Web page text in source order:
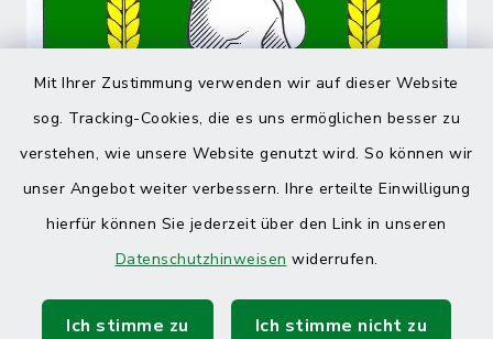
Mit Ihrer Zustimmung verwenden wir auf dieser Website
sog. Tracking-Cookies, die es uns ermöglichen besser zu
verstehen, wie unsere Website genutzt wird. So können wir
unser Angebot weiter verbessern. Ihre erteilte Einwilligung
hierfür können Sie jederzeit über den Link in unseren
Datenschutzhinweisen widerrufen.
Ich stimme zu Ich stimme nicht zu